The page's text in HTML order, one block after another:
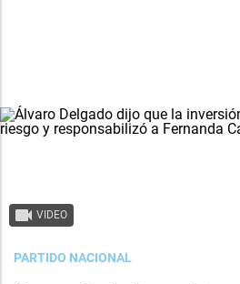
VIDEO
PARTIDO NACIONAL